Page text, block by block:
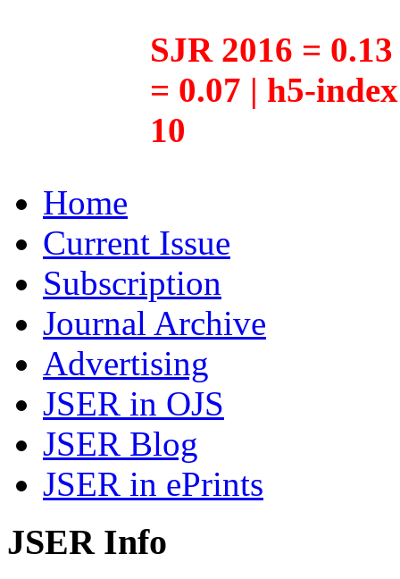
SJR 2016 =
= 0.07 | h5-
10
Home
Current Issue
Subscription
Journal Archive
Advertising
JSER in OJS
JSER Blog
JSER in ePrints
JSER Info